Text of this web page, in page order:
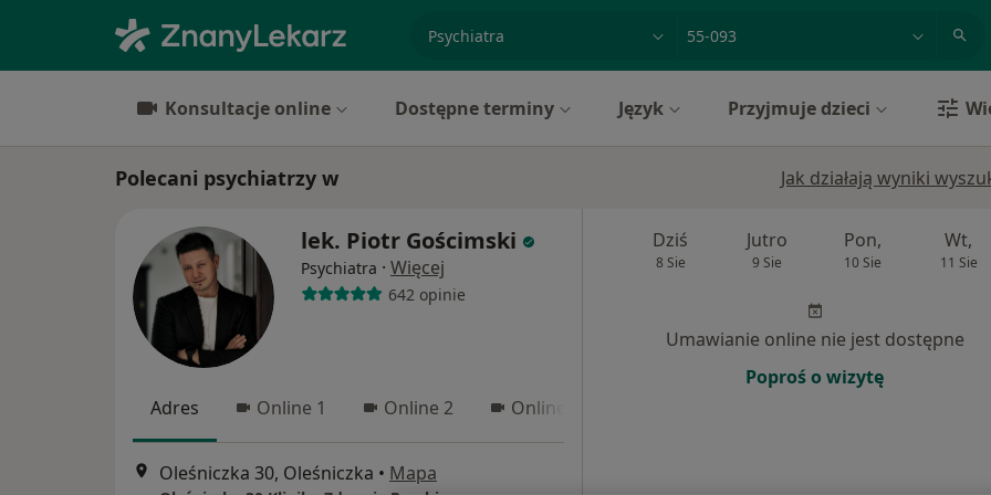
Konsultacje online Dostępne terminy Język Przyjmuje dzieci
Polecani psychiatrzy w Jak działają wyniki
lek. Piotr Gościmski
Psychiatra · Więcej
642 opinie
Adres Online 1 Online 2 Online 3
Oleśniczka 30, Oleśniczka • Mapa
Dziś
8 Sie
Jutro
9 Sie
Pon,
10 Sie
Wt,
11 Sie
Umawianie online nie jest dostępne
Poproś o wizytę